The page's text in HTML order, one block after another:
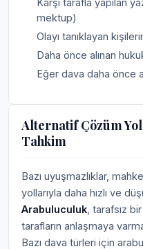
Karşı tarafla yapılan
mektup)
Olayı tanıklayan
Daha önce alınan
Eğer dava daha önce
Alternatif Çözüm
Tahkim
Bazı uyuşmazlıklar,
yollarıyla daha hızlı ve
Arabuluculuk , tarafsız
tarafların anlaşmaya
Bazı dava türleri için